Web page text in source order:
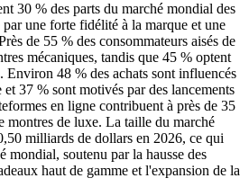
30 % des parts du marché mondial des
une forte fidélité à la marque et une
de 55 % des consommateurs aisés de
mécaniques, tandis que 45 % optent
Environ 48 % des achats sont influencés
37 % sont motivés par des lancements
en ligne contribuent à près de 35
montres de luxe. La taille du marché
milliards de dollars en 2026, ce qui
mondial, soutenu par la hausse des
haut de gamme et l'expansion de la